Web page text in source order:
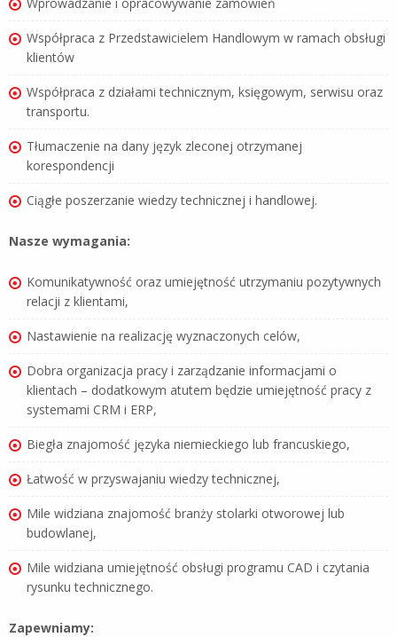
Współpraca z Przedstawicielem Handlowym w ramach obsługi
klientów
Współpraca z działami technicznym, księgowym, serwisu oraz
transportu.
Tłumaczenie na dany język zleconej otrzymanej
korespondencji
Ciągłe poszerzanie wiedzy technicznej i handlowej.
Nasze wymagania:
Komunikatywność oraz umiejętność utrzymaniu pozytywnych
relacji z klientami,
Nastawienie na realizację wyznaczonych celów,
Dobra organizacja pracy i zarządzanie informacjami o
klientach – dodatkowym atutem będzie umiejętność pracy z
systemami CRM i ERP,
Biegła znajomość języka niemieckiego lub francuskiego,
Łatwość w przyswajaniu wiedzy technicznej,
Mile widziana znajomość branży stolarki otworowej lub
budowlanej,
Mile widziana umiejętność obsługi programu CAD i czytania
rysunku technicznego.
Zapewniamy: